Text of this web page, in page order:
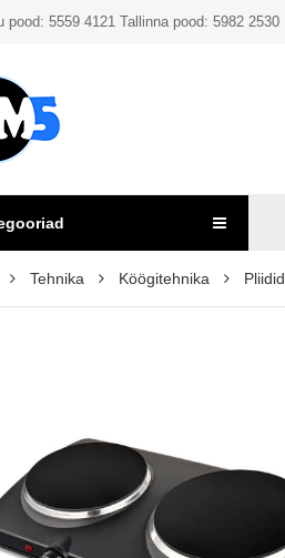
pood: 5559 4121 Tallinna pood: 5982 2530
Tehnika Köögitehnika Pliidid